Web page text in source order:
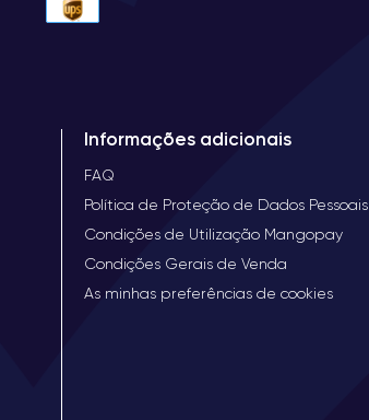
Informações adicionais
FAQ
Política de Proteção de Dados Pessoais
Condições de Utilização Mangopay
Condições Gerais de Venda
As minhas preferências de cookies